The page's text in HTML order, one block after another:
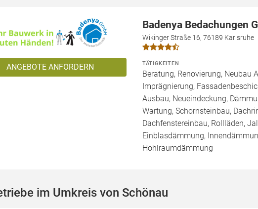
ANGEBOTE ANFORDERN
Badenya Bedachungen
Wikinger Straße 16, 76189 Karlsruhe
TÄTIGKEITEN
Beratung, Renovierung, Neubau
Imprägnierung,
Ausbau, Neueindeckung,
Wartung, Schornsteinbau,
Dachfenstereinbau, Rollläden,
Einblasdämmung,
Hohlraumdämmung
im Umkreis von Schönau